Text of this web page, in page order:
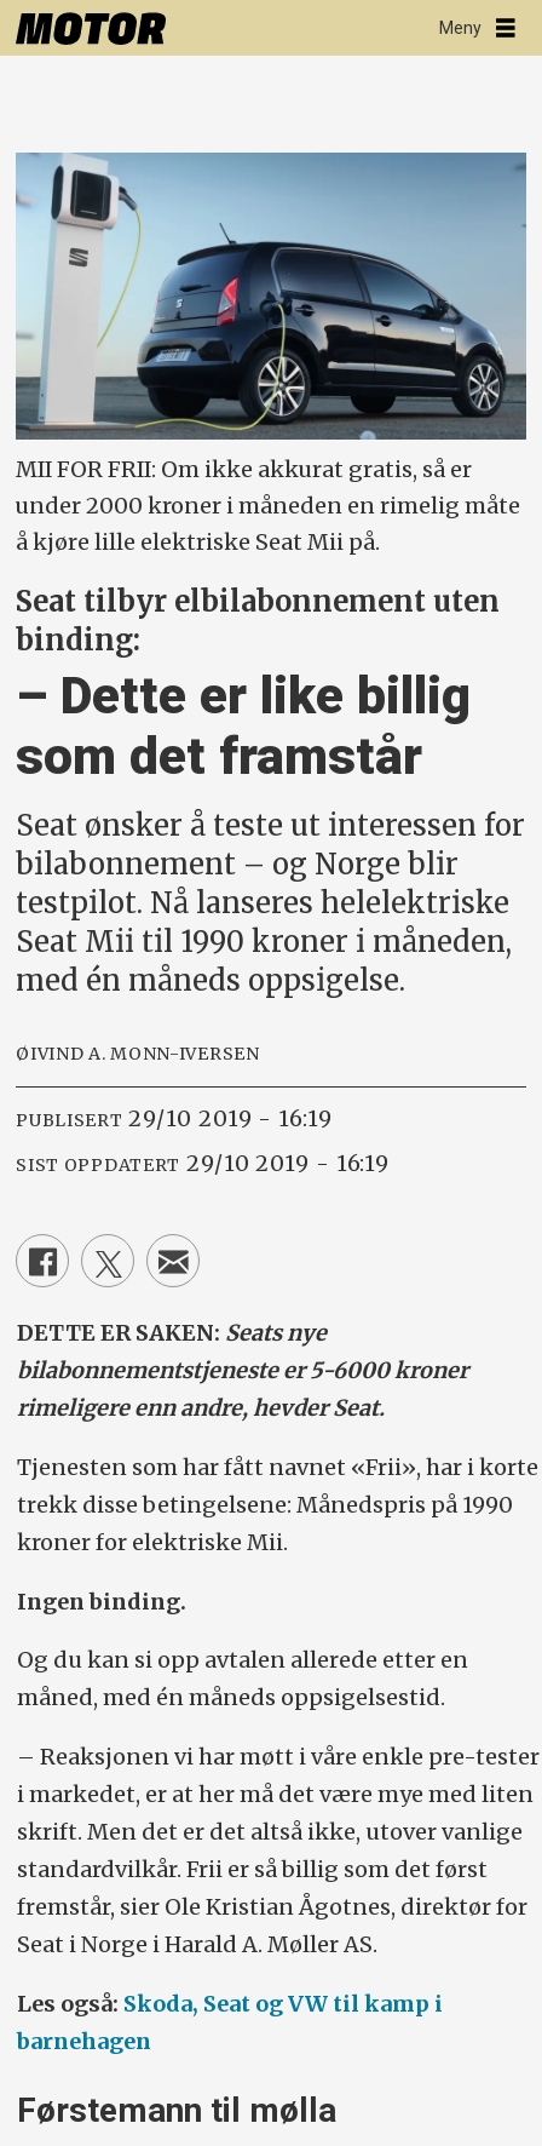
MII FOR FRII: Om ikke akkurat gratis, så er
under 2000 kroner i måneden en rimelig måte
å kjøre lille elektriske Seat Mii på.
Seat tilbyr elbilabonnement uten
binding:
– Dette er like billig
som det framstår
Seat ønsker å teste ut interessen for
bilabonnement – og Norge blir
testpilot. Nå lanseres helelektriske
Seat Mii til 1990 kroner i måneden,
med én måneds oppsigelse.
ØIVIND A. MONN-IVERSEN
PUBLISERT 29/10 2019 - 16:19
SIST OPPDATERT 29/10 2019 - 16:19
DETTE ER SAKEN: Seats nye
bilabonnementstjeneste er 5-6000 kroner
rimeligere enn andre, hevder Seat.
Tjenesten som har fått navnet «Frii», har i korte
trekk disse betingelsene: Månedspris på 1990
kroner for elektriske Mii.
Ingen binding.
Og du kan si opp avtalen allerede etter en
måned, med én måneds oppsigelsestid.
– Reaksjonen vi har møtt i våre enkle pre-tester
i markedet, er at her må det være mye med liten
skrift. Men det er det altså ikke, utover vanlige
standardvilkår. Frii er så billig som det først
fremstår, sier Ole Kristian Ågotnes, direktør for
Seat i Norge i Harald A. Møller AS.
Les også: Skoda, Seat og VW til kamp i
barnehagen
Førstemann til mølla